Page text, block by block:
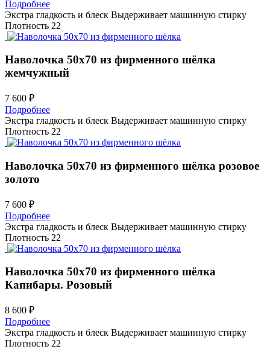
Подробнее
Экстра гладкость и блеск Выдерживает машинную стирку
Плотность 22
Наволочка 50х70 из фирменного шёлка
жемчужный
7 600 ₽
Подробнее
Экстра гладкость и блеск Выдерживает машинную стирку
Плотность 22
Наволочка 50х70 из фирменного шёлка розовое
золото
7 600 ₽
Подробнее
Экстра гладкость и блеск Выдерживает машинную стирку
Плотность 22
Наволочка 50х70 из фирменного шёлка
Капибары. Розовый
8 600 ₽
Подробнее
Экстра гладкость и блеск Выдерживает машинную стирку
Плотность 22